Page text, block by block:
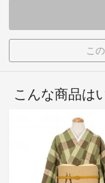
こ
こんな商品は